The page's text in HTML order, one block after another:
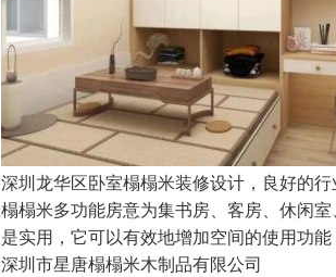
深圳龙华区卧室榻榻米装修设计，良好的
榻榻米多功能房意为集书房、客房、休闲
是实用，它可以有效地增加空间的使用功
深圳市星唐榻榻米木制品有限公司